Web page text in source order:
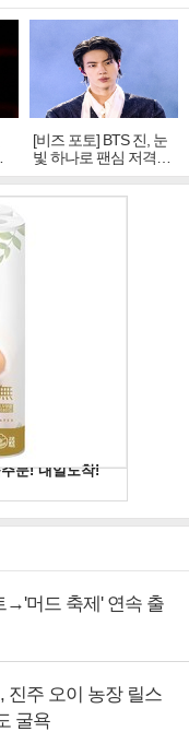
[비즈 포토] BTS 진, 눈
빛 하나로 팬심 저격…
독보적 카리스마
→'머드 축제' 연속 출
진주 오이 농장 릴스
굴욕